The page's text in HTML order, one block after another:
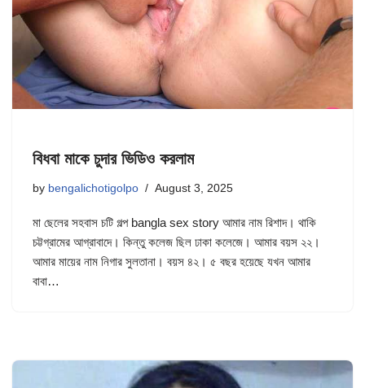
বিধবা মাকে চুদার ভিডিও করলাম
by bengalichotigolpo August 3, 2025
মা ছেলের সহবাস চটি গল্প bangla sex story আমার নাম রিশাদ। থাকি
চট্টগ্রামের আগ্রাবাদে। কিন্তু কলেজ ছিল ঢাকা কলেজে। আমার বয়স ২২।
আমার মায়ের নাম নিগার সুলতানা। বয়স ৪২। ৫ বছর হয়েছে যখন আমার
বাবা…